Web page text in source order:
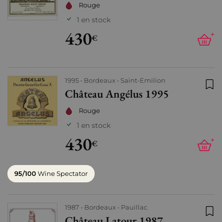
Rouge
1 en stock
430€ +
1995 Bordeaux Saint-Emilion
Château Angélus 1995
Rouge
1 en stock
430€ +
95/100Wine Spectator
1987 Bordeaux Pauillac